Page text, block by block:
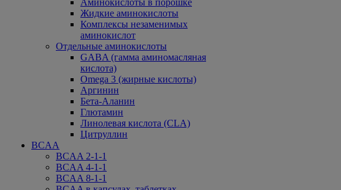
Аминокислоты в порошке
Жидкие аминокислоты
Комплексы незаменимых
аминокислот
Отдельные аминокислоты
GABA (гамма аминомасляная
кислота)
Omega 3 (жирные кислоты)
Аргинин
Бета-Аланин
Глютамин
Линолевая кислота (CLA)
Цитруллин
BCAA
BCAA 2-1-1
BCAA 4-1-1
BCAA 8-1-1